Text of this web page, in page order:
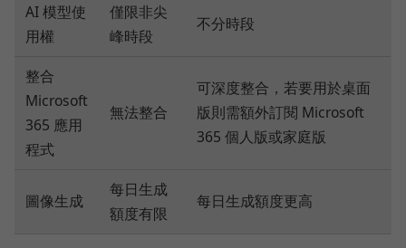
AI 模型使
用權
僅限非尖
峰時段
不分時段
整合
Microsoft
365 應用
程式
無法整合
可深度整合，若要用於桌面
版則需額外訂閱 Microsoft
365 個人版或家庭版
圖像生成
每日生成
額度有限
每日生成額度更高